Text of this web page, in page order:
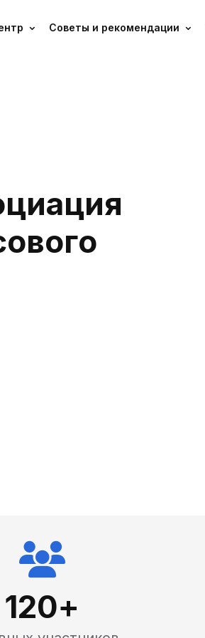
Советы и рекомендации
ЦИАЦИЯ
ОВОГО
120+